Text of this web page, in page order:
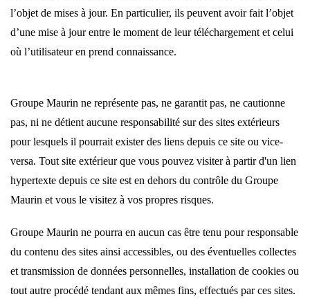
l’objet de mises à jour. En particulier, ils peuvent avoir fait l’objet
d’une mise à jour entre le moment de leur téléchargement et celui
où l’utilisateur en prend connaissance.
Groupe Maurin ne représente pas, ne garantit pas, ne cautionne
pas, ni ne détient aucune responsabilité sur des sites extérieurs
pour lesquels il pourrait exister des liens depuis ce site ou vice-
versa. Tout site extérieur que vous pouvez visiter à partir d'un lien
hypertexte depuis ce site est en dehors du contrôle du Groupe
Maurin et vous le visitez à vos propres risques.
Groupe Maurin ne pourra en aucun cas être tenu pour responsable
du contenu des sites ainsi accessibles, ou des éventuelles collectes
et transmission de données personnelles, installation de cookies ou
tout autre procédé tendant aux mêmes fins, effectués par ces sites.